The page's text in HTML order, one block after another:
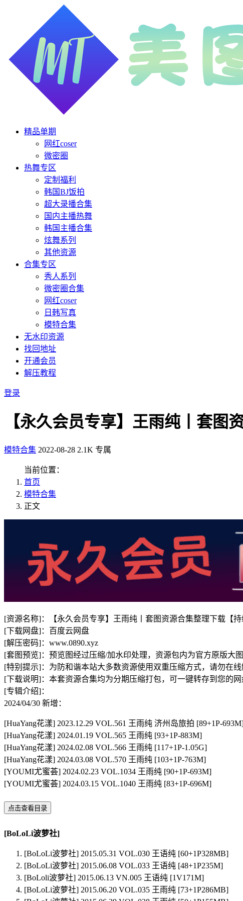
精品单期
网红coser
微密圈
热舞专区
定制福利
韩国BJ饭拍
超大录播合集
国内主播热舞
韩国主播合集
炫舞系列
其他资源
合集专区
秀人系列
微密圈合集
网红coser
日韩写真
模特合集
无水印资源
找回地址
开通会员
解压教程
登录
【永久会员专享】王雨纯丨套图
模特合集 2022-08-28 2.1K 专属
当前位置：
首页
模特合集
正文
[资源名称]：【永久会员专享】王雨纯丨套图资源合集整理下载【持
[下载网盘]：百度云网盘
[解压密码]：www.0890.xyz
[套图预览]：预览图经过压缩/加水印处理，资源包内为官方原版大图
[特别提示]：为防和谐本站大多数资源使用双重压缩方式，请勿在线
[下载说明]：本套资源合集均为分期压缩打包，可一键转存到您的
[专辑介绍]：
2024/04/30 新增：
[HuaYang花漾] 2023.12.29 VOL.561 王雨纯 济州岛旅拍 [89+1P-
[HuaYang花漾] 2024.01.19 VOL.565 王雨纯 [93+1P-883M]
[HuaYang花漾] 2024.02.08 VOL.566 王雨纯 [117+1P-1.05G]
[HuaYang花漾] 2024.03.08 VOL.570 王雨纯 [103+1P-763M]
[YOUMI尤蜜荟] 2024.02.23 VOL.1034 王雨纯 [90+1P-693M]
[YOUMI尤蜜荟] 2024.03.15 VOL.1040 王雨纯 [83+1P-696M]
点击查看目录
[BoLoLi波萝社]
[BoLoLi波萝社] 2015.05.31 VOL.030 王语纯 [60+1P328MB]
[BoLoLi波萝社] 2015.06.08 VOL.033 王语纯 [48+1P235M]
[BoLoli波萝社] 2015.06.13 VN.005 王语纯 [1V171M]
[BoLoLi波萝社] 2015.06.20 VOL.035 王雨纯 [73+1P286MB]